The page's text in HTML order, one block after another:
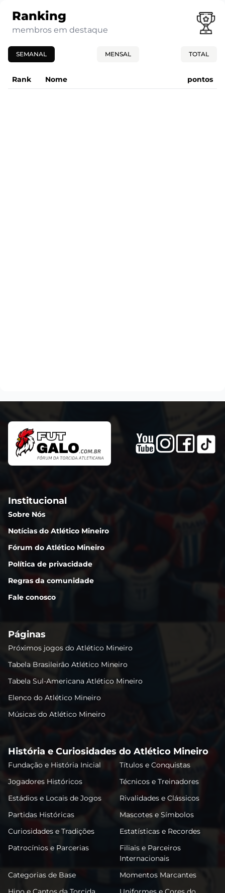
Ranking
membros em destaque
SEMANAL MENSAL TOTAL
Rank Nome pontos
Institucional
Sobre Nós
Notícias do Atlético Mineiro
Fórum do Atlético Mineiro
Política de privacidade
Regras da comunidade
Fale conosco
Páginas
Próximos jogos do Atlético Mineiro
Tabela Brasileirão Atlético Mineiro
Tabela Sul-Americana Atlético Mineiro
Elenco do Atlético Mineiro
Músicas do Atlético Mineiro
História e Curiosidades do Atlético Mineiro
Fundação e História Inicial
Títulos e Conquistas
Jogadores Históricos
Técnicos e Treinadores
Estádios e Locais de Jogos
Rivalidades e Clássicos
Partidas Históricas
Mascotes e Símbolos
Curiosidades e Tradições
Estatísticas e Recordes
Patrocínios e Parcerias
Filiais e Parceiros
Internacionais
Categorias de Base
Momentos Marcantes